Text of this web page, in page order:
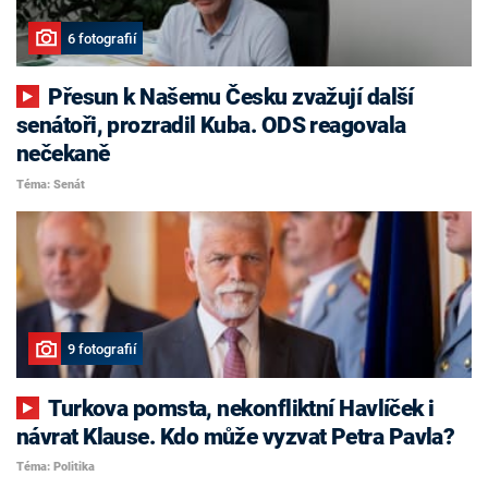
6 fotografií
senátoři, prozradil Kuba. ODS reagovala
nečekaně
Téma: Senát
9 fotografií
Turkova pomsta, nekonfliktní Havlíček i
návrat Klause. Kdo může vyzvat Petra Pavla?
Téma: Politika